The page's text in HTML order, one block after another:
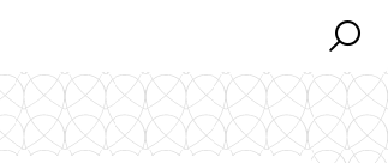
Search
Search